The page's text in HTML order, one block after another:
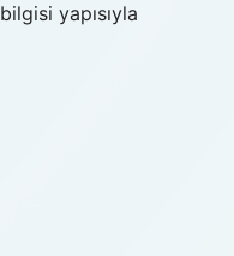
yapısıyla